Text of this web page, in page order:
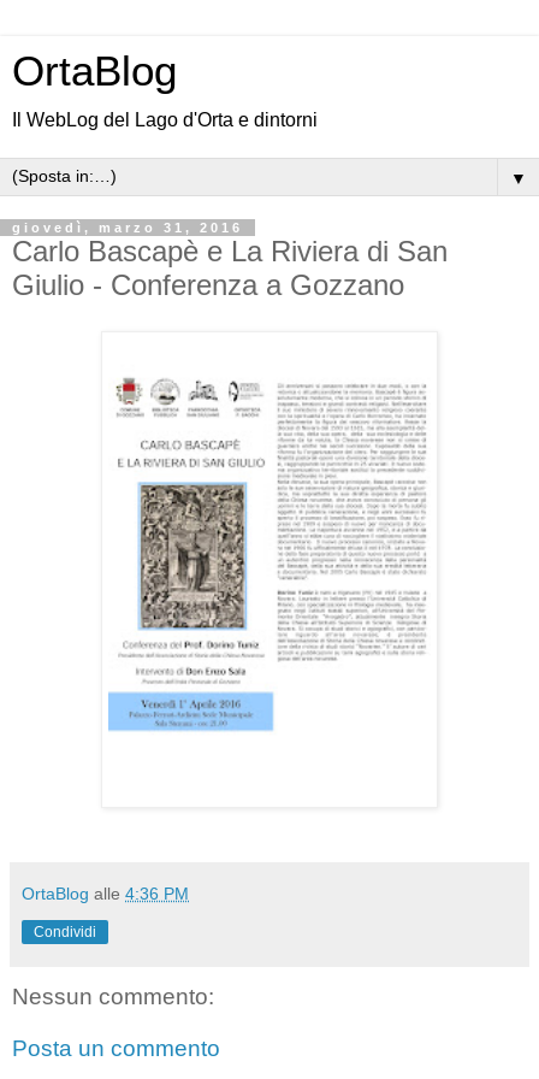
OrtaBlog
Il WebLog del Lago d'Orta e dintorni
▼
giovedì, marzo 31, 2016
Carlo Bascapè e La Riviera di San
Giulio - Conferenza a Gozzano
OrtaBlog alle 4:36 PM
Condividi
Nessun commento:
Posta un commento